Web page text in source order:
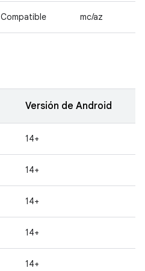
Compatible mc/az
Versión de Android
14+
14+
14+
14+
14+